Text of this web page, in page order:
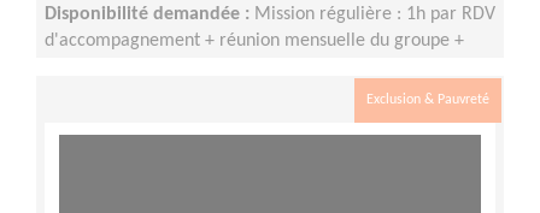
Disponibilité demandée : Mission régulière : 1h par RDV
d'accompagnement + réunion mensuelle du groupe +
Exclusion & Pauvreté